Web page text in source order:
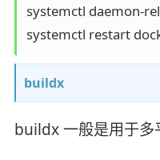
systemctl daemon-
systemctl restart
buildx
buildx 一般是用于多